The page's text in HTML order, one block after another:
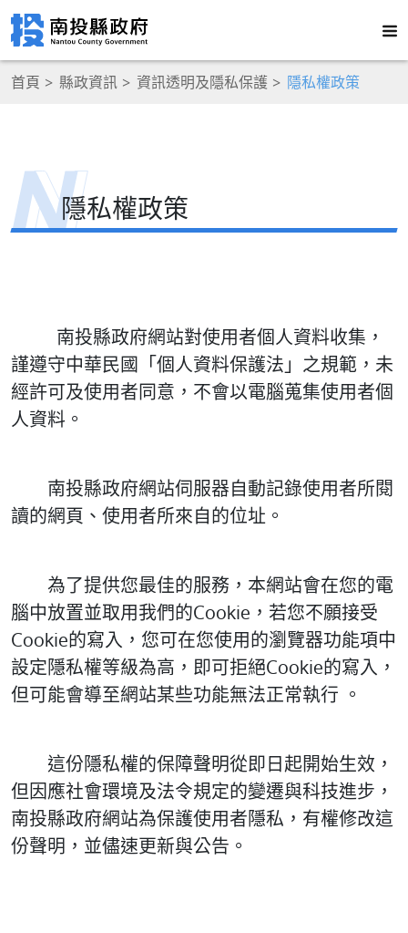
首頁 縣政資訊 資訊透明及隱私保護 隱私權政策
隱私權政策
南投縣政府網站對使用者個人資料收集，
謹遵守中華民國「個人資料保護法」之規範，未
經許可及使用者同意，不會以電腦蒐集使用者個
人資料。
南投縣政府網站伺服器自動記錄使用者所閱
讀的網頁、使用者所來自的位址。
為了提供您最佳的服務，本網站會在您的電
腦中放置並取用我們的Cookie，若您不願接受
Cookie的寫入，您可在您使用的瀏覽器功能項中
設定隱私權等級為高，即可拒絕Cookie的寫入，
但可能會導至網站某些功能無法正常執行 。
這份隱私權的保障聲明從即日起開始生效，
但因應社會環境及法令規定的變遷與科技進步，
南投縣政府網站為保護使用者隱私，有權修改這
份聲明，並儘速更新與公告。